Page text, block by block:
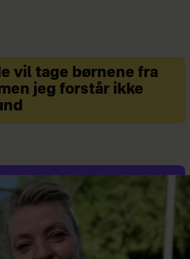
vil tage børnene fra
jeg forstår ikke